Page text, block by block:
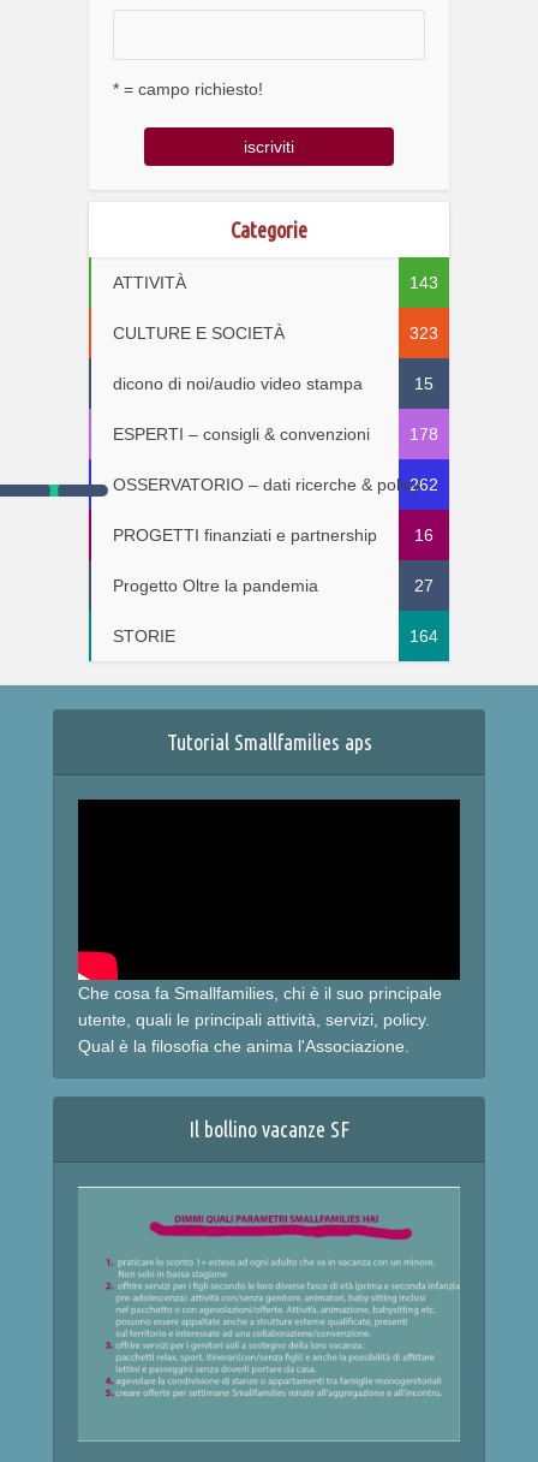
* = campo richiesto!
Categorie
ATTIVITÀ 143
CULTURE E SOCIETÀ 323
dicono di noi/audio video stampa 15
ESPERTI – consigli & convenzioni 178
OSSERVATORIO – dati ricerche & policy262
PROGETTI finanziati e partnership 16
Progetto Oltre la pandemia 27
STORIE 164
Tutorial Smallfamilies aps
Che cosa fa Smallfamilies, chi è il suo principale
utente, quali le principali attività, servizi, policy.
Qual è la filosofia che anima l'Associazione.
Il bollino vacanze SF